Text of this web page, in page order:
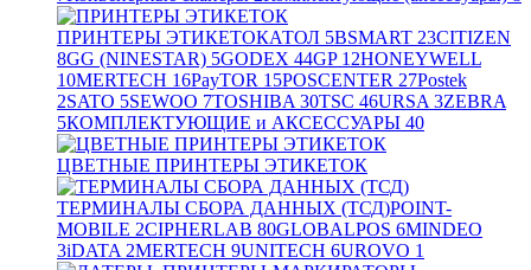
ПРИНТЕРЫ ЭТИКЕТОКАТОЛ 5BSMART 23CITIZEN
8GG (NINESTAR) 5GODEX 44GP12HONEYWELL
10MERTECH 16PayTOR 15POSCENTER 27Postek
2SATO 5SEWOO 7TOSHIBA 30TSC 46URSA 3ZEBRA
5КОМПЛЕКТУЮЩИЕ и АКСЕССУАРЫ 40
ЦВЕТНЫЕ ПРИНТЕРЫ ЭТИКЕТОК
ТЕРМИНАЛЫ СБОРА ДАННЫХ (ТСД)POINT-
MOBILE 2CIPHERLAB 80GLOBALPOS 6MINDEO
3iDATA 2MERTECH 9UNITECH 6UROVO 1